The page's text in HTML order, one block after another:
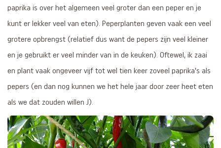
paprika is over het algemeen veel groter dan een peper en je
kunt er lekker veel van eten). Peperplanten geven vaak een veel
grotere opbrengst (relatief dus want de pepers zijn veel kleiner
en je gebruikt er veel minder van in de keuken). Oftewel, ik zaai
en plant vaak ongeveer vijf tot wel tien keer zoveel paprika’s als
pepers (en dan nog kunnen we het hele jaar door zeer heet eten
als we dat zouden willen J).